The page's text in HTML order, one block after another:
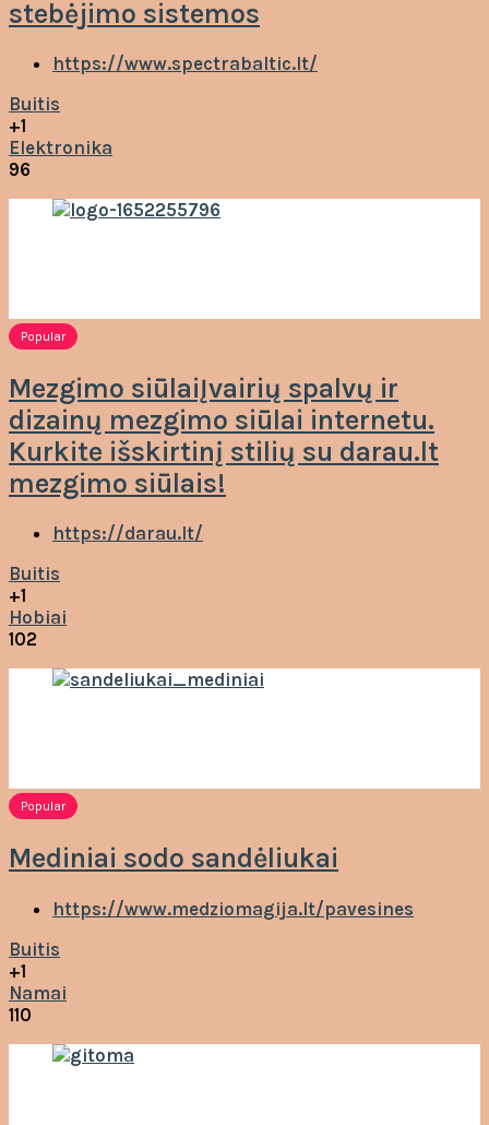
stebėjimo sistemos
https://www.spectrabaltic.lt/
Buitis
+1
Elektronika
96
Popular
Mezgimo siūlaiĮvairių spalvų ir
dizainų mezgimo siūlai internetu.
Kurkite išskirtinį stilių su darau.lt
mezgimo siūlais!
https://darau.lt/
Buitis
+1
Hobiai
102
Popular
Mediniai sodo sandėliukai
https://www.medziomagija.lt/pavesines
Buitis
+1
Namai
110